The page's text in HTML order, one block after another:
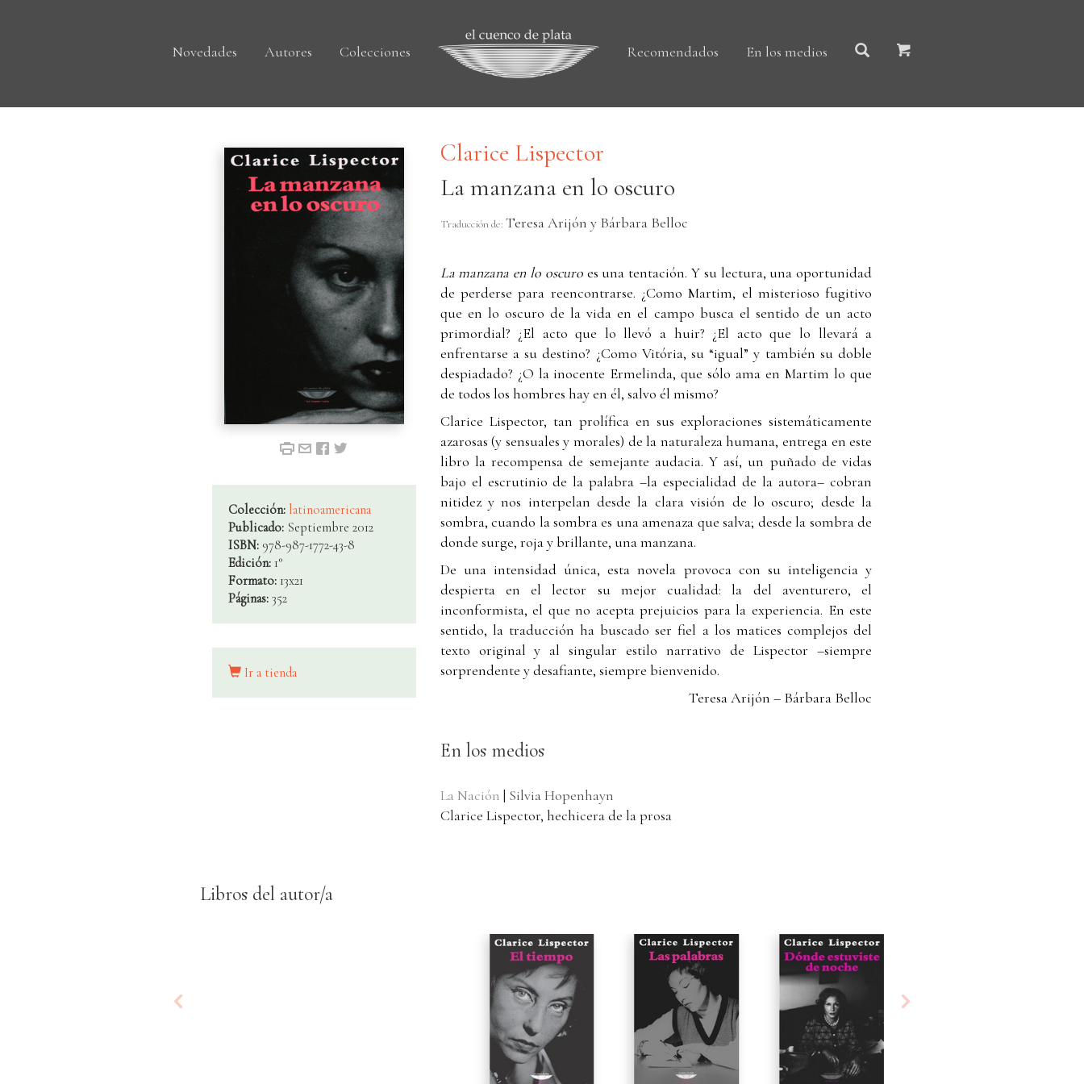
Novedades Autores Colecciones Recomendados En los medios
Colección: latinoamericana
Publicado: Septiembre 2012
ISBN: 978-987-1772-43-8
Edición: 1°
Formato: 13x21
Páginas: 352
Ir a tienda
Clarice Lispector
La manzana en lo oscuro
Traducción de: Teresa Arijón y Bárbara Belloc
La manzana en lo oscuroes una tentación. Y su lectura, una oportunidad
de perderse para reencontrarse. ¿Como Martim, el misterioso fugitivo
que en lo oscuro de la vida en el campo busca el sentido de un acto
primordial? ¿El acto que lo llevó a huir? ¿El acto que lo llevará a
enfrentarse a su destino? ¿Como Vitória, su “igual” y también su doble
despiadado? ¿O la inocente Ermelinda, que sólo ama en Martim lo que
de todos los hombres hay en él, salvo él mismo?
Clarice Lispector, tan prolífica en sus exploraciones sistemáticamente
azarosas (y sensuales y morales) de la naturaleza humana, entrega en este
libro la recompensa de semejante audacia. Y así, un puñado de vidas
bajo el escrutinio de la palabra –la especialidad de la autora– cobran
nitidez y nos interpelan desde la clara visión de lo oscuro; desde la
sombra, cuando la sombra es una amenaza que salva; desde la sombra de
donde surge, roja y brillante, una manzana.
De una intensidad única, esta novela provoca con su inteligencia y
despierta en el lector su mejor cualidad: la del aventurero, el
inconformista, el que no acepta prejuicios para la experiencia. En este
sentido, la traducción ha buscado ser fiel a los matices complejos del
texto original y al singular estilo narrativo de Lispector –siempre
sorprendente y desafiante, siempre bienvenido.
Teresa Arijón – Bárbara Belloc
En los medios
La Nación | Silvia Hopenhayn
Clarice Lispector, hechicera de la prosa
Libros del autor/a